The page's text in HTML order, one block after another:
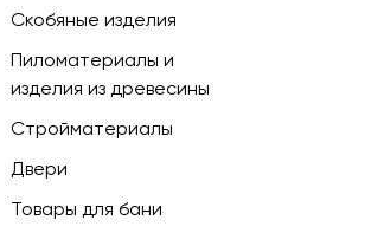
Скобяные изделия
Пиломатериалы и
изделия из древесины
Стройматериалы
Двери
Товары для бани